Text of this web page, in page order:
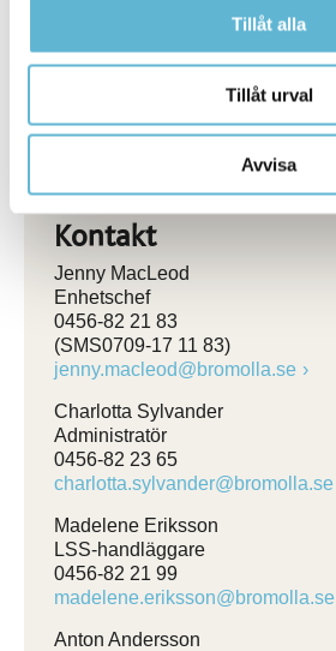
Tillåt alla
Tillåt urval
Avvisa
till vissa funktionshindrade (LSS).
Kontakt
Jenny MacLeod
Enhetschef
0456-82 21 83
(SMS0709-17 11 83)
jenny.macleod@bromolla.se
Charlotta Sylvander
Administratör
0456-82 23 65
charlotta.sylvander@bromolla.se
Madelene Eriksson
LSS-handläggare
0456-82 21 99
madelene.eriksson@bromolla.se
Anton Andersson